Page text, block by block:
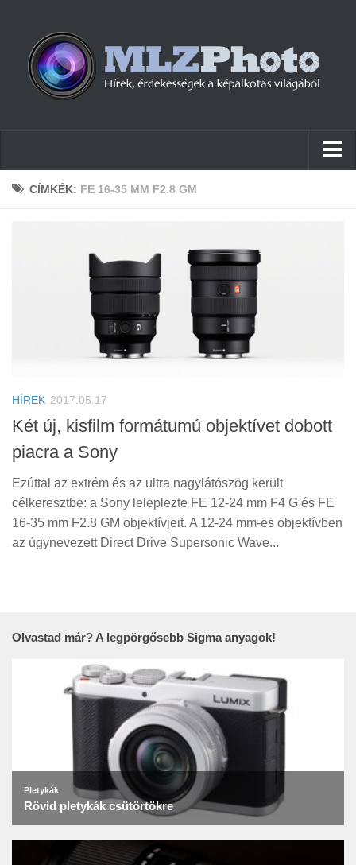
Hírek
Érdekességek
Helyszíni Riport
E-BB
CÍMKÉK: FE 16-35 MM F2.8 GM
HÍREK 2017.05.17
Két új, kisfilm formátumú objektívet dobott
piacra a Sony
Ezúttal az extrém és az ultra nagylátószög került
célkeresztbe: a Sony leleplezte FE 12-24 mm F4 G és FE
16-35 mm F2.8 GM objektívjeit. A 12-24 mm-es objektívben
az úgynevezett Direct Drive Supersonic Wave...
Olvastad már? A legpörgősebb Sigma anyagok!